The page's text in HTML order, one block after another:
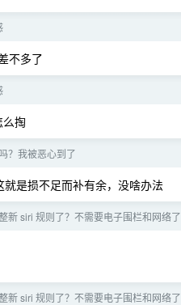
不多了
掏
？我被恶心到了
是损不足而补有余，没啥办法
新 siri 规则了？不需要电子围栏和网络了
新 siri 规则了？不需要电子围栏和网络了